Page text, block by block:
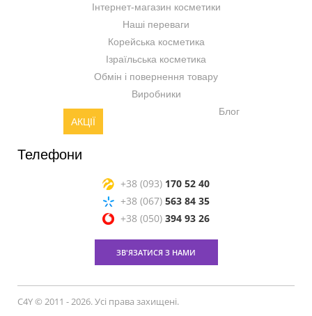
Інтернет-магазин косметики
Наші переваги
Корейська косметика
Ізраїльська косметика
Обмін і повернення товару
Виробники
АКЦІЇ
Блог
Телефони
+38 (093) 170 52 40
+38 (067) 563 84 35
+38 (050) 394 93 26
ЗВ'ЯЗАТИСЯ З НАМИ
C4Y © 2011 - 2026. Усі права захищені.